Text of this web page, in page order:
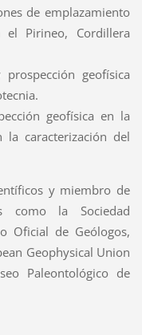
de emplazamiento
Pirineo, Cordillera
geofísica
geofísica en la
la caracterización del
y miembro de
como la Sociedad
Oficial de Geólogos,
Geophysical Union
Paleontológico de